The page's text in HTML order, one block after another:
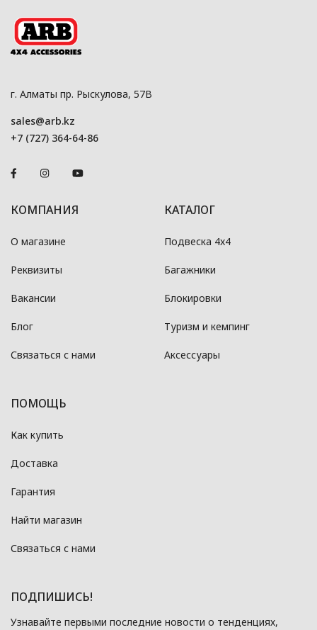
г. Алматы пр. Рыскулова, 57В
sales@arb.kz
+7 (727) 364-64-86
КОМПАНИЯ
О магазине
Реквизиты
Вакансии
Блог
Связаться с нами
КАТАЛОГ
Подвеска 4x4
Багажники
Блокировки
Туризм и кемпинг
Аксессуары
ПОМОЩЬ
Как купить
Доставка
Гарантия
Найти магазин
Связаться с нами
ПОДПИШИСЬ!
Узнавайте первыми последние новости о тенденциях,